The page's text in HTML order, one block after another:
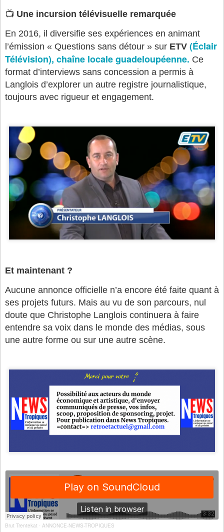
📺 Une incursion télévisuelle remarquée
En 2016, il diversifie ses expériences en animant
l’émission « Questions sans détour » sur ETV (Éclair
Télévision), chaîne locale guadeloupéenne. Ce
format d’interviews sans concession a permis à
Langlois d’explorer un autre registre journalistique,
toujours avec rigueur et engagement.
Et maintenant ?
Aucune annonce officielle n’a encore été faite quant à
ses projets futurs. Mais au vu de son parcours, nul
doute que Christophe Langlois continuera à faire
entendre sa voix dans le monde des médias, sous
une autre forme ou sur une autre scène.
Brut Trentekat · ANNONCE-NEWS-TROPIQUES